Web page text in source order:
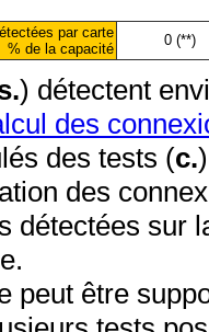
par carte
% de la capacité
0 (**)
) détectent
des
des tests (c.
des
détectées sur
peut être